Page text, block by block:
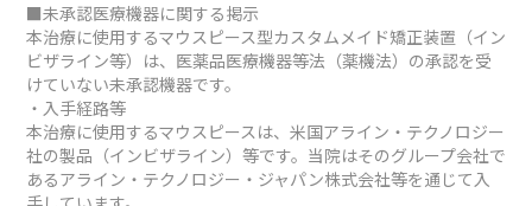
■未承認医療機器に関する掲示
本治療に使用するマウスピース型カスタムメイド矯正装置（イン
ビザライン等）は、医薬品医療機器等法（薬機法）の承認を受
けていない未承認機器です。
・入手経路等
本治療に使用するマウスピースは、米国アライン・テクノロジー
社の製品（インビザライン）等です。当院はそのグループ会社で
あるアライン・テクノロジー・ジャパン株式会社等を通じて入